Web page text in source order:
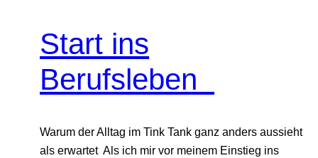
Start ins
Berufsleben
Warum der Alltag im Tink Tank ganz anders aussieht
als erwartet Als ich mir vor meinem Einstieg ins